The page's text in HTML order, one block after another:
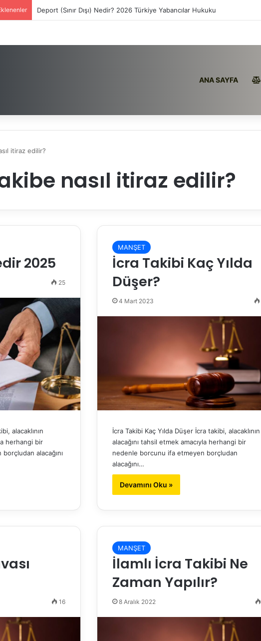
Deport (Sınır Dışı) Nedir? 2026 Türkiye Yabancılar Hukuku
ANA SAYFA
itiraz edilir?
nasıl itiraz edilir?
2025
25
alacaklının
herhangi bir
alacağını
MANŞET
İcra Takibi Kaç Yılda
Düşer?
4 Mart 2023
İcra Takibi Kaç Yılda Düşer İcra takibi, alacaklının
alacağını tahsil etmek amacıyla herhangi bir
nedenle borcunu ifa etmeyen borçludan
alacağını…
Devamını Oku »
16
MANŞET
İlamlı İcra Takibi Ne
Zaman Yapılır?
8 Aralık 2022